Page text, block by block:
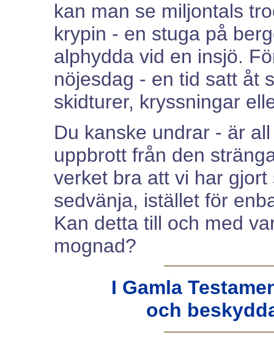
kan man se miljontals
krypin - en stuga på
alphydda vid en insjö.
nöjesdag - en tid satt åt
skidturer, kryssningar
Du kanske undrar - är
uppbrott från den
verket bra att vi har
sedvänja, istället för
Kan detta till och med
mognad?
I Gamla
och